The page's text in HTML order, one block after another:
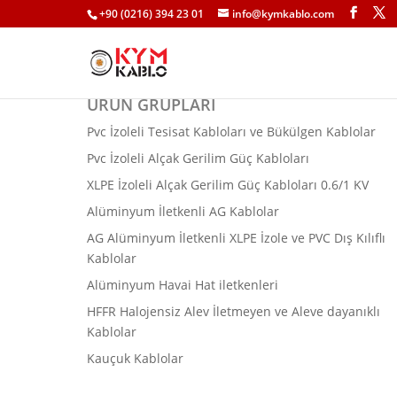
+90 (0216) 394 23 01 info@kymkablo.com
ÜRÜN GRUPLARI
Pvc İzoleli Tesisat Kabloları ve Bükülgen Kablolar
Pvc İzoleli Alçak Gerilim Güç Kabloları
XLPE İzoleli Alçak Gerilim Güç Kabloları 0.6/1 KV
Alüminyum İletkenli AG Kablolar
AG Alüminyum İletkenli XLPE İzole ve PVC Dış Kılıflı
Kablolar
Alüminyum Havai Hat iletkenleri
HFFR Halojensiz Alev İletmeyen ve Aleve dayanıklı
Kablolar
Kauçuk Kablolar